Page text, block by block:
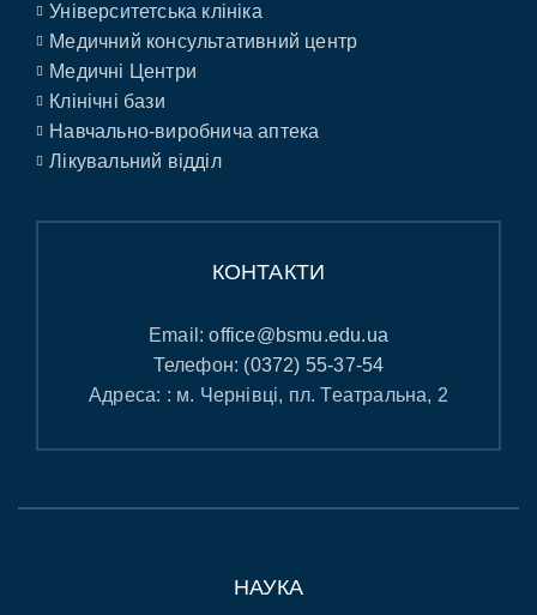
Університетська клініка
Медичний консультативний центр
Медичні Центри
Клінічні бази
Навчально-виробнича аптека
Лікувальний відділ
КОНТАКТИ
Email:office@bsmu.edu.ua
Телефон: (0372) 55-37-54
Адреса: : м. Чернівці, пл. Театральна, 2
НАУКА